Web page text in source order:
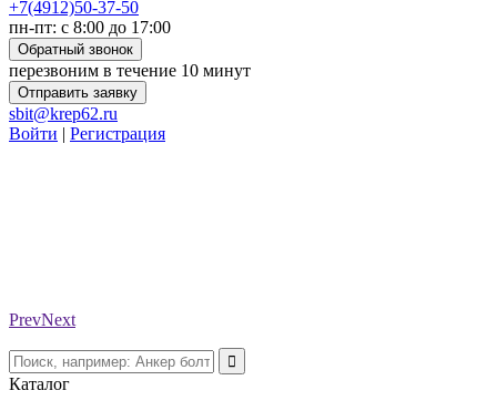
+7(4912)50-37-50
пн-пт: с 8:00 до 17:00
Обратный звонок
перезвоним в течение 10 минут
Отправить заявку
sbit@krep62.ru
Войти | Регистрация
PrevNext
Каталог